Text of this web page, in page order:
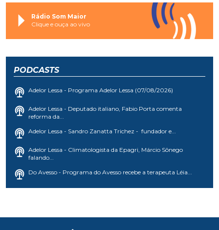
Rádio Som Maior
Clique e ouça ao vivo
PODCASTS
Adelor Lessa - Programa Adelor Lessa (07/08/2026)
Adelor Lessa - Deputado italiano, Fabio Porta comenta
reforma da...
Adelor Lessa - Sandro Zanatta Trichez - fundador e...
Adelor Lessa - Climatologista da Epagri, Márcio Sônego
falando...
Do Avesso - Programa do Avesso recebe a terapeuta Léia...